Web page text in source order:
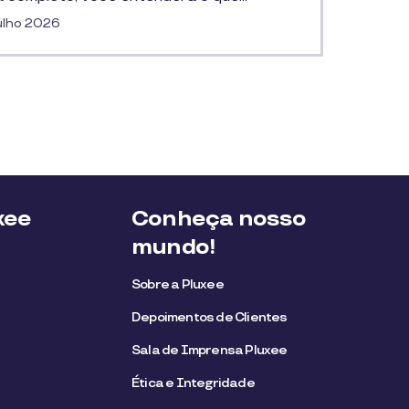
2026
Conheça nosso
mundo!
Sobre a Pluxee
Depoimentos de Clientes
Sala de Imprensa Pluxee
Ética e Integridade